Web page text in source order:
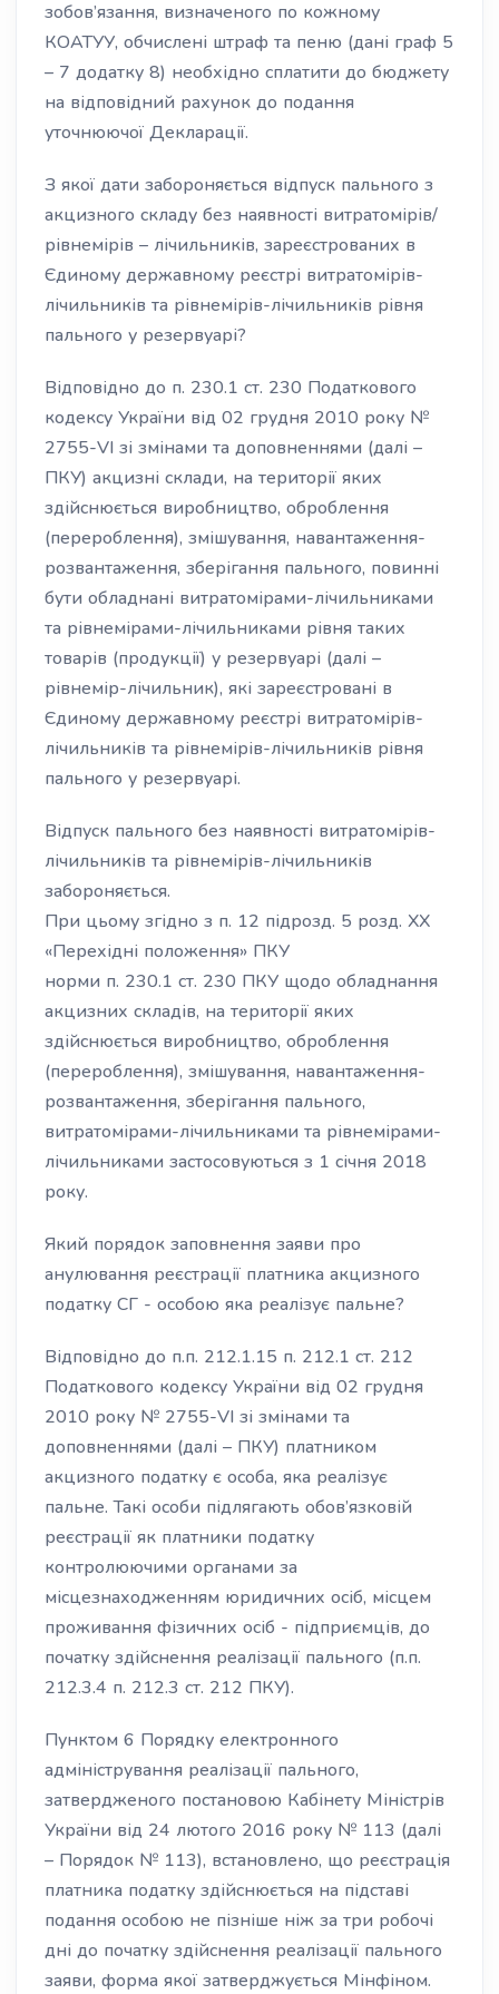
зобов’язання, визначеного по кожному
КОАТУУ, обчислені штраф та пеню (дані граф 5
– 7 додатку 8) необхідно сплатити до бюджету
на відповідний рахунок до подання
уточнюючої Декларації.
З якої дати забороняється відпуск пального з
акцизного складу без наявності витратомірів/
рівнемірів – лічильників, зареєстрованих в
Єдиному державному реєстрі витратомірів-
лічильників та рівнемірів-лічильників рівня
пального у резервуарі?
Відповідно до п. 230.1 ст. 230 Податкового
кодексу України від 02 грудня 2010 року №
2755-VI зі змінами та доповненнями (далі –
ПКУ) акцизні склади, на території яких
здійснюється виробництво, оброблення
(перероблення), змішування, навантаження-
розвантаження, зберігання пального, повинні
бути обладнані витратомірами-лічильниками
та рівнемірами-лічильниками рівня таких
товарів (продукції) у резервуарі (далі –
рівнемір-лічильник), які зареєстровані в
Єдиному державному реєстрі витратомірів-
лічильників та рівнемірів-лічильників рівня
пального у резервуарі.
Відпуск пального без наявності витратомірів-
лічильників та рівнемірів-лічильників
забороняється.
При цьому згідно з п. 12 підрозд. 5 розд. ХХ
«Перехідні положення» ПКУ
норми п. 230.1 ст. 230 ПКУ щодо обладнання
акцизних складів, на території яких
здійснюється виробництво, оброблення
(перероблення), змішування, навантаження-
розвантаження, зберігання пального,
витратомірами-лічильниками та рівнемірами-
лічильниками застосовуються з 1 січня 2018
року.
Який порядок заповнення заяви про
анулювання реєстрації платника акцизного
податку СГ - особою яка реалізує пальне?
Відповідно до п.п. 212.1.15 п. 212.1 ст. 212
Податкового кодексу України від 02 грудня
2010 року № 2755-VI зі змінами та
доповненнями (далі – ПКУ) платником
акцизного податку є особа, яка реалізує
пальне. Такі особи підлягають обов’язковій
реєстрації як платники податку
контролюючими органами за
місцезнаходженням юридичних осіб, місцем
проживання фізичних осіб - підприємців, до
початку здійснення реалізації пального (п.п.
212.3.4 п. 212.3 ст. 212 ПКУ).
Пунктом 6 Порядку електронного
адміністрування реалізації пального,
затвердженого постановою Кабінету Міністрів
України від 24 лютого 2016 року № 113 (далі
– Порядок № 113), встановлено, що реєстрація
платника податку здійснюється на підставі
подання особою не пізніше ніж за три робочі
дні до початку здійснення реалізації пального
заяви, форма якої затверджується Мінфіном.